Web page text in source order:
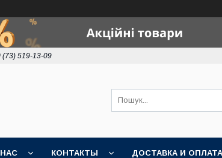
(73) 519-13-09
КОНТАКТЫ ДОСТАВКА И ОПЛАТА